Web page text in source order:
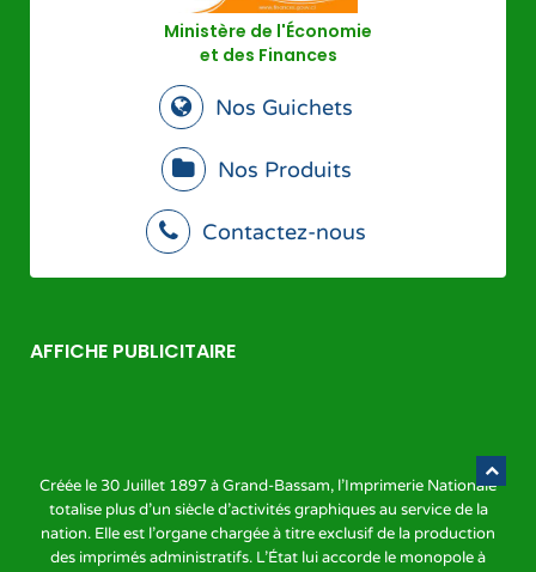
Ministère de l'Économie
et des Finances
Nos Guichets
Nos Produits
Contactez-nous
AFFICHE PUBLICITAIRE
Créée le 30 Juillet 1897 à Grand-Bassam, l'Imprimerie Nationale
totalise plus d'un siècle d'activités graphiques au service de la
nation. Elle est l'organe chargée à titre exclusif de la production
des imprimés administratifs. L'État lui accorde le monopole à